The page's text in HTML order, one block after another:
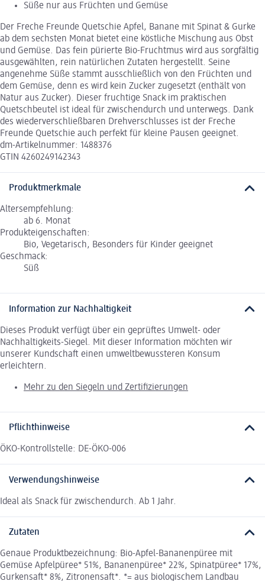
Süße nur aus Früchten und Gemüse
Der Freche Freunde Quetschie Apfel, Banane mit Spinat & Gurke
ab dem sechsten Monat bietet eine köstliche Mischung aus Obst
und Gemüse. Das fein pürierte Bio-Fruchtmus wird aus sorgfältig
ausgewählten, rein natürlichen Zutaten hergestellt. Seine
angenehme Süße stammt ausschließlich von den Früchten und
dem Gemüse, denn es wird kein Zucker zugesetzt (enthält von
Natur aus Zucker). Dieser fruchtige Snack im praktischen
Quetschbeutel ist ideal für zwischendurch und unterwegs. Dank
des wiederverschließbaren Drehverschlusses ist der Freche
Freunde Quetschie auch perfekt für kleine Pausen geeignet.
dm-Artikelnummer: 1488376
GTIN 4260249142343
Produktmerkmale
Altersempfehlung:
ab 6. Monat
Produkteigenschaften:
Bio, Vegetarisch, Besonders für Kinder geeignet
Geschmack:
Süß
Information zur Nachhaltigkeit
Dieses Produkt verfügt über ein geprüftes Umwelt- oder
Nachhaltigkeits-Siegel. Mit dieser Information möchten wir
unserer Kundschaft einen umweltbewussteren Konsum
erleichtern.
Mehr zu den Siegeln und Zertifizierungen
Pflichthinweise
ÖKO-Kontrollstelle: DE-ÖKO-006
Verwendungshinweise
Ideal als Snack für zwischendurch. Ab 1 Jahr.
Zutaten
Genaue Produktbezeichnung: Bio-Apfel-Bananenpüree mit
Gemüse Apfelpüree* 51%, Bananenpüree* 22%, Spinatpüree* 17%,
Gurkensaft* 8%, Zitronensaft*. *= aus biologischem Landbau